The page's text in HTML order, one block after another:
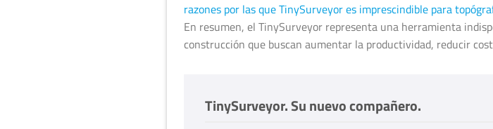
razones por las que TinySurveyor es imprescindible para
En resumen, el TinySurveyor representa una herramienta
construcción que buscan aumentar la productividad, reducir
TinySurveyor. Su nuevo compañero.